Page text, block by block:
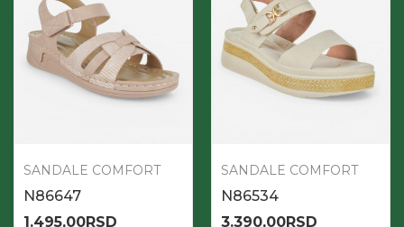
SANDALE COMFORT
N86647
1.495,00RSD
SANDALE COMFORT
N86534
3.390,00RSD